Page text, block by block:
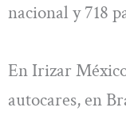
nacional y 718
En Irizar
autocares, en